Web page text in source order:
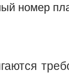
номер